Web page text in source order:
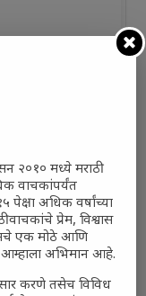
२०१० मध्ये मराठी
वाचकांपर्यंत
पेक्षा अधिक वर्षांच्या
वाचकांचे प्रेम, विश्वास
एक मोठे आणि
आम्हाला अभिमान आहे.
करणे तसेच विविध